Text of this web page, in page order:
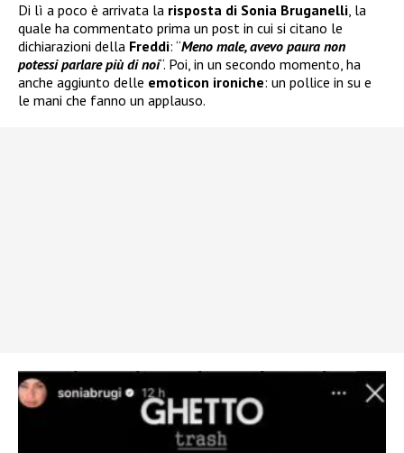
Di lì a poco è arrivata la risposta di Sonia Bruganelli, la
quale ha commentato prima un post in cui si citano le
dichiarazioni della Freddi: “Meno male, avevo paura non
potessi parlare più di noi“. Poi, in un secondo momento, ha
anche aggiunto delle emoticon ironiche: un pollice in su e
le mani che fanno un applauso.